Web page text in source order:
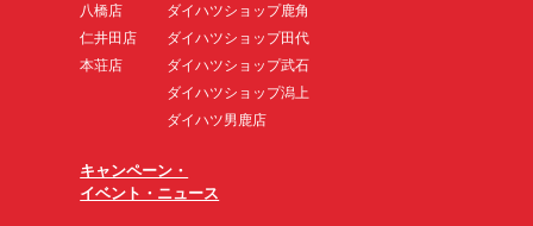
八橋店
仁井田店
本荘店
ダイハツショップ鹿角
ダイハツショップ田代
ダイハツショップ武石
ダイハツショップ潟上
ダイハツ男鹿店
キャンペーン・
イベント・ニュース